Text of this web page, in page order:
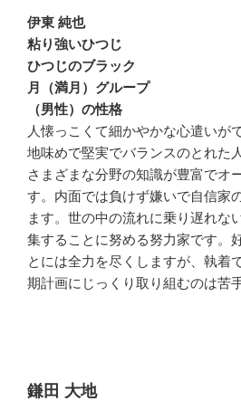
伊東 純也
粘り強いひつじ
ひつじのブラック
月（満月）グループ
（男性）の性格
人懐っこくて細かやかな心遣いが
地味めで堅実でバランスのとれた
さまざまな分野の知識が豊富でオ
す。内面では負けず嫌いで自信家
ます。世の中の流れに乗り遅れな
集することに努める努力家です。
とには全力を尽くしますが、執着
期計画にじっくり取り組むのは苦
鎌田 大地